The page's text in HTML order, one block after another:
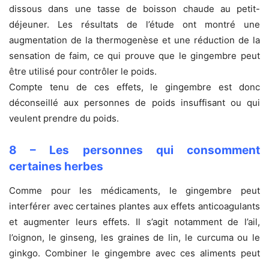
dissous dans une tasse de boisson chaude au petit-
déjeuner. Les résultats de l’étude ont montré une
augmentation de la thermogenèse et une réduction de la
sensation de faim, ce qui prouve que le gingembre peut
être utilisé pour contrôler le poids.
Compte tenu de ces effets, le gingembre est donc
déconseillé aux personnes de poids insuffisant ou qui
veulent prendre du poids.
8 – Les personnes qui consomment
certaines herbes
Comme pour les médicaments, le gingembre peut
interférer avec certaines plantes aux effets anticoagulants
et augmenter leurs effets. Il s’agit notamment de l’ail,
l’oignon, le ginseng, les graines de lin, le curcuma ou le
ginkgo. Combiner le gingembre avec ces aliments peut